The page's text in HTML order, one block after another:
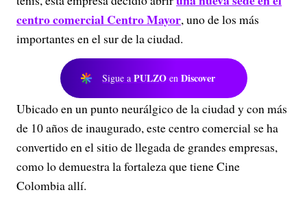
centro comercial Centro Mayor, uno de los más
importantes en el sur de la ciudad.
Sigue a PULZO en Discover
Ubicado en un punto neurálgico de la ciudad y con más
de 10 años de inaugurado, este centro comercial se ha
convertido en el sitio de llegada de grandes empresas,
como lo demuestra la fortaleza que tiene Cine
Colombia allí.